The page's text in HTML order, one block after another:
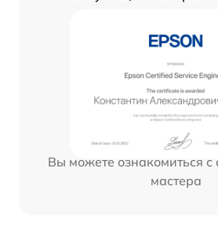
Вы можете ознакомиться с
мастера